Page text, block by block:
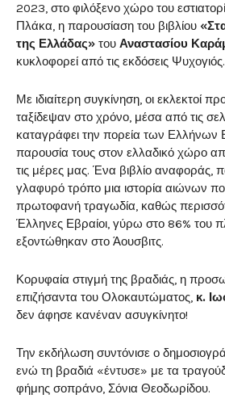
2023, στο φιλόξενο χώρο του
Πλάκα, η παρουσίαση του βιβλίου
της Ελλάδας» του Αναστασίου
κυκλοφορεί από τις εκδόσεις Ψυχογιός.
Με ιδιαίτερη συγκίνηση, οι εκλεκτοί
ταξίδεψαν στο χρόνο, μέσα από τις
καταγράφει την πορεία των Ελλήνων
παρουσία τους στον ελλαδικό χώρο
τις μέρες μας. Ένα βιβλίο αναφοράς,
γλαφυρό τρόπο μια ιστορία αιώνων
πρωτοφανή τραγωδία, καθώς
Έλληνες Εβραίοι, γύρω στο 86% του
εξοντώθηκαν στο Άουσβιτς.
Κορυφαία στιγμή της βραδιάς, η
επιζήσαντα του Ολοκαυτώματος, κ.
δεν άφησε κανέναν ασυγκίνητο!
Την εκδήλωση συντόνισε ο
ενώ τη βραδιά «έντυσε» με τα
φήμης σοπράνο, Σόνια Θεοδωρίδου.